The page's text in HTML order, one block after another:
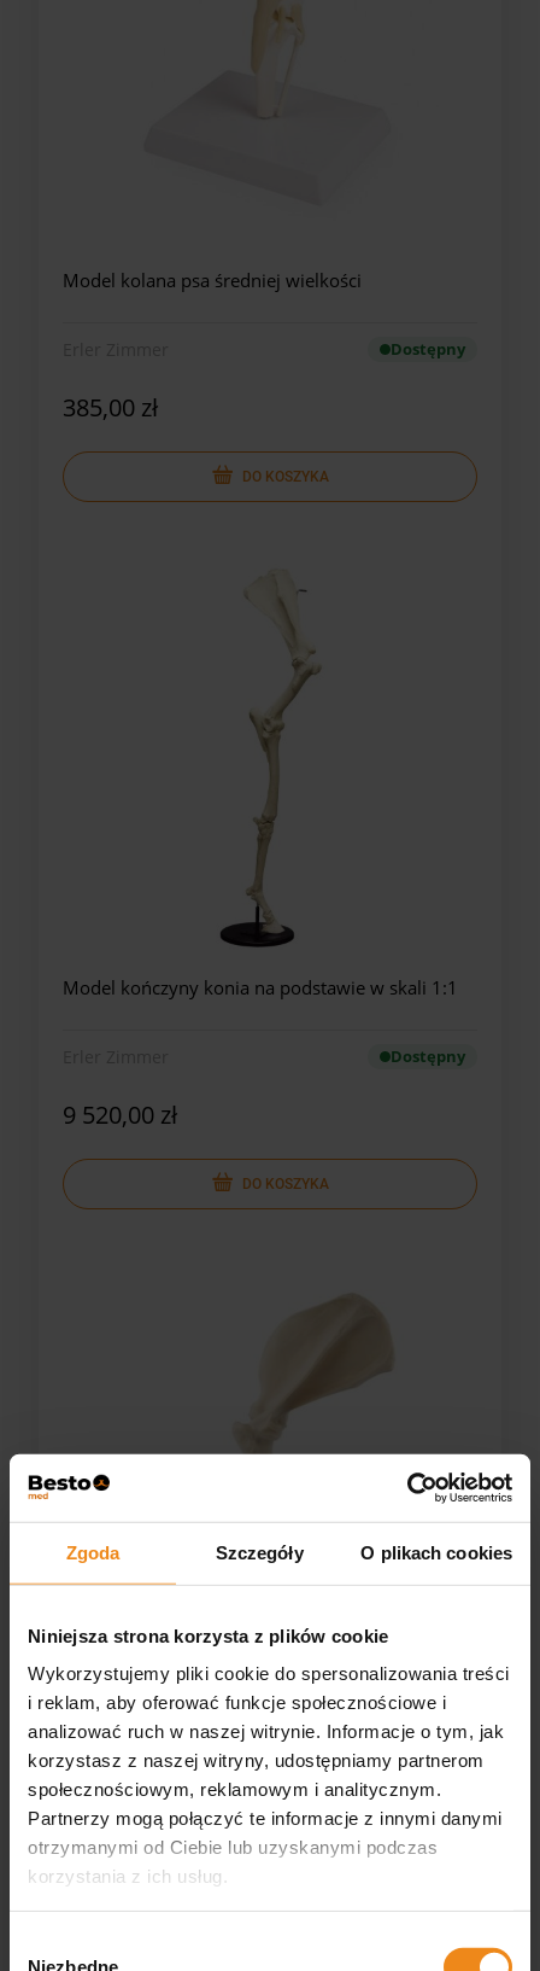
Zgoda Szczegóły O plikach cookies
Niniejsza strona korzysta z plików cookie
Wykorzystujemy pliki cookie do spersonalizowania treści
i reklam, aby oferować funkcje społecznościowe i
analizować ruch w naszej witrynie. Informacje o tym, jak
korzystasz z naszej witryny, udostępniamy partnerom
społecznościowym, reklamowym i analitycznym.
Partnerzy mogą połączyć te informacje z innymi danymi
otrzymanymi od Ciebie lub uzyskanymi podczas
korzystania z ich usług.
Niezbędne
Model kolana psa średniej wielkości
Dostępny
385,00 zł
DO KOSZYKA
Model kończyny konia na podstawie w skali 1:1
Dostępny
9 520,00 zł
DO KOSZYKA
Model kostny - ramię psa
Eickemeyer Dostępny
390,50 zł